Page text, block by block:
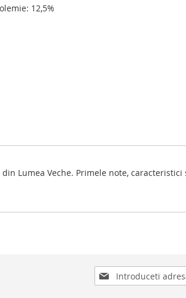
12,5%
Lumea Veche. Primele note,
Inscrieti-
va